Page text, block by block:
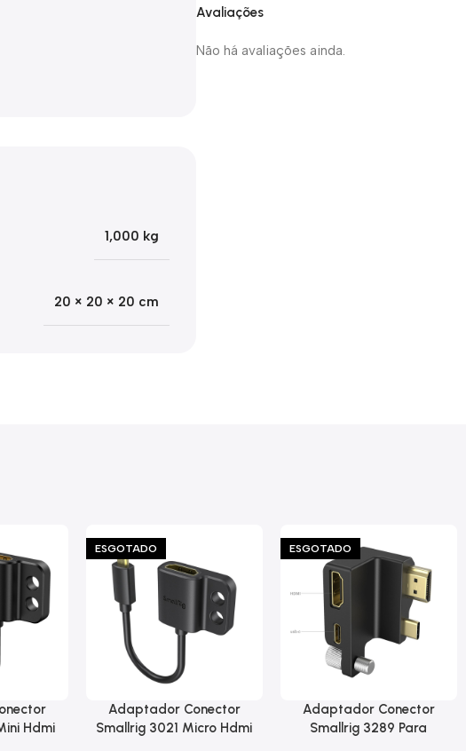
1,000 kg
20 × 20 × 20 cm
Avaliações
Não há avaliações ainda.
Hdmi
ESGOTADO
Adaptador Conector
Smallrig 3021 Micro Hdmi
ESGOTADO
Adaptador Conector
Smallrig 3289 Para